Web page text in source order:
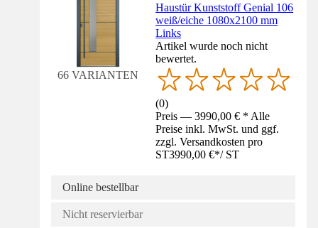
66 VARIANTEN
Haustür Kunststoff Genial 106
weiß/eiche 1080x2100 mm
Links
Artikel wurde noch nicht
bewertet.
(0)
Preis — 3990,00 € * Alle
Preise inkl. MwSt. und ggf.
zzgl. Versandkosten pro
ST3990,00 €*/ ST
Online bestellbar
Nicht reservierbar